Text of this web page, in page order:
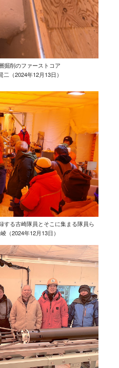
掘削のファーストコア
（2024年12月13日）
する古崎隊員とそこに集まる隊員ら
（2024年12月13日）